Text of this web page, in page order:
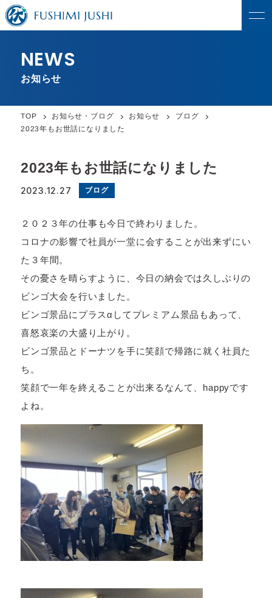
NEWS
お知らせ
TOP お知らせ・ブログ お知らせ ブログ
2023年もお世話になりました
2023年もお世話になりました
ブログ
2023.12.27
２０２３年の仕事も今日で終わりました。
コロナの影響で社員が一堂に会することが出来ずにい
た３年間。
その憂さを晴らすように、今日の納会では久しぶりの
ビンゴ大会を行いました。
ビンゴ景品にプラスαしてプレミアム景品もあって、
喜怒哀楽の大盛り上がり。
ビンゴ景品とドーナツを手に笑顔で帰路に就く社員た
ち。
笑顔で一年を終えることが出来るなんて、happyです
よね。